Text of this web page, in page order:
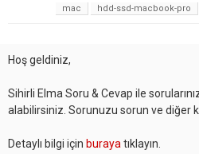
mac
hdd-ssd-macbook-pro
Hoş geldiniz,
Sihirli Elma Soru & Cevap ile
alabilirsiniz. Sorunuzu sorun ve diğer
Detaylı bilgi için buraya tıklayın.